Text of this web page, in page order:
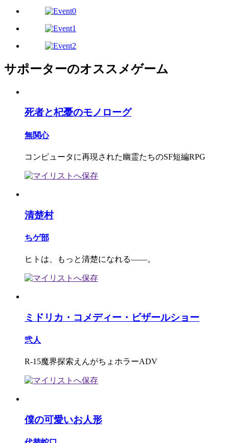
サポーターのオススメゲーム
死者と杞憂のモノローグ
無関心
コンピュータに再現された幽霊たちのSF短編RPG
清楚村
ちゲ部
ヒトは、もっと清楚になれる――。
ミドリカ・コメディー・ビザールショー
弐人
R-15魔界探索えんがちょホラーADV
僕の可愛いお人形